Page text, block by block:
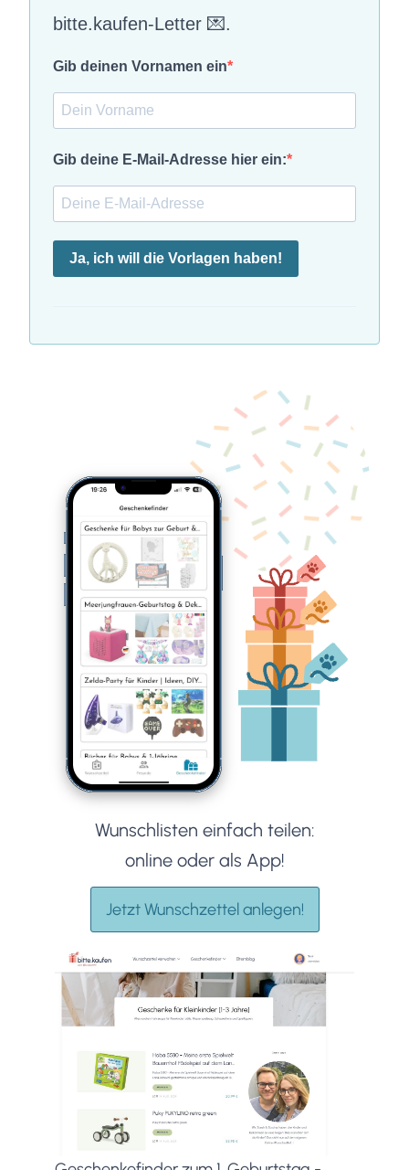
bitte.kaufen-Letter 💌.
Gib deinen Vornamen ein
Gib deine E-Mail-Adresse hier ein:
Ja, ich will die Vorlagen haben!
Wunschlisten einfach teilen:
online oder als App!
Jetzt Wunschzettel anlegen!